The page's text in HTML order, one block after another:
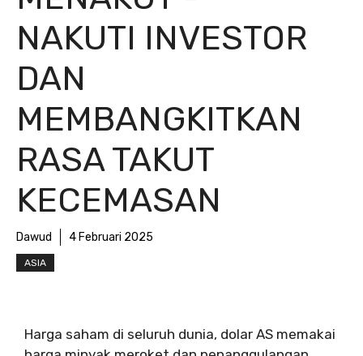
NAKUTI INVESTOR
DAN
MEMBANGKITKAN
RASA TAKUT
KECEMASAN
Dawud 4 Februari 2025
ASIA
Harga saham di seluruh dunia, dolar AS memakai